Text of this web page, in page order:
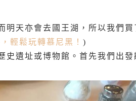
明天亦會去國王湖，所以我們
輕鬆玩轉慕尼黑！ )
史遺址或博物館。首先我們出